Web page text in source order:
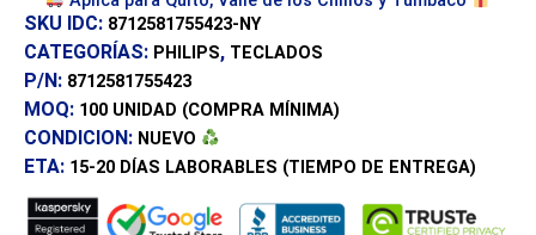
SKU IDC: 8712581755423-NY
CATEGORÍAS: PHILIPS, TECLADOS
P/N: 8712581755423
MOQ: 100 UNIDAD (COMPRA MÍNIMA)
CONDICION: NUEVO
ETA: 15-20 DÍAS LABORABLES (TIEMPO DE ENTREGA)